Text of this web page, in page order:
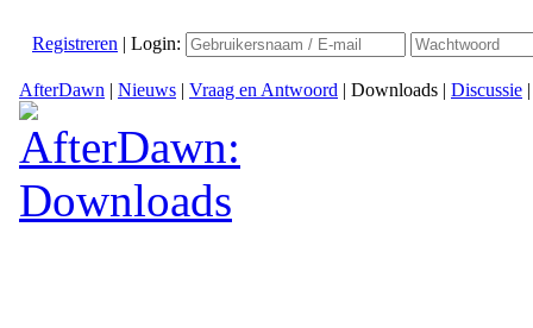
Registreren | Login:
AfterDawn | Nieuws | Vraag en Antwoord | Downloads | Discussie